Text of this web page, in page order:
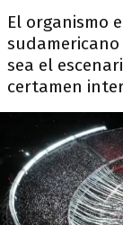
El organismo
sea el
certamen